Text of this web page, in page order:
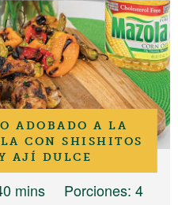
ADOBADO A LA
CON SHISHITOS
AJÍ DULCE
mins Porciones: 4